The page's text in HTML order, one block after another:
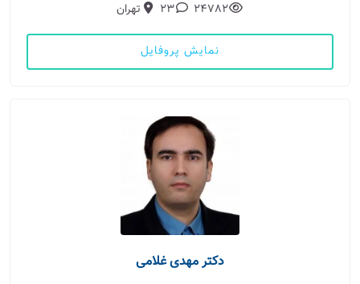
24782
23 تهران
نمایش پروفایل
دکتر مهدی غلامی